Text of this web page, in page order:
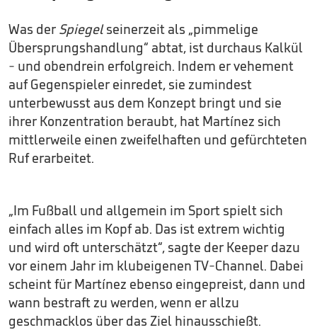
Was der Spiegelseinerzeit als „pimmelige
Übersprungshandlung“ abtat, ist durchaus Kalkül
- und obendrein erfolgreich. Indem er vehement
auf Gegenspieler einredet, sie zumindest
unterbewusst aus dem Konzept bringt und sie
ihrer Konzentration beraubt, hat Martínez sich
mittlerweile einen zweifelhaften und gefürchteten
Ruf erarbeitet.
„Im Fußball und allgemein im Sport spielt sich
einfach alles im Kopf ab. Das ist extrem wichtig
und wird oft unterschätzt“, sagte der Keeper dazu
vor einem Jahr im klubeigenen TV-Channel. Dabei
scheint für Martínez ebenso eingepreist, dann und
wann bestraft zu werden, wenn er allzu
geschmacklos über das Ziel hinausschießt.